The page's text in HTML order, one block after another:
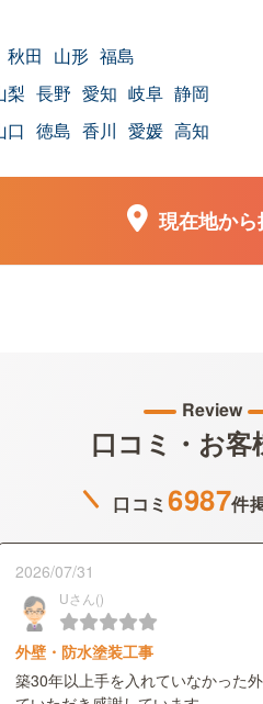
秋田 山形 福島
梨 長野 愛知 岐阜 静岡
口 徳島 香川 愛媛 高知
現在地から
Review
口コミ・お客
口コミ 6987件
2026/07/31
Uさん()
外壁・防水塗装工事
築30年以上手を入れていなかった